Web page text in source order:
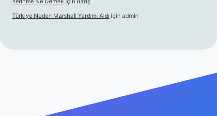
Türkiye Neden Marshall Yardımı Aldı için admin
hiltonbet yeni giriş